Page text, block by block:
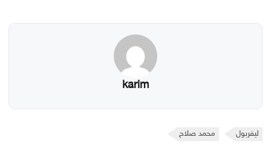
karim
ليفربول محمد صلاح